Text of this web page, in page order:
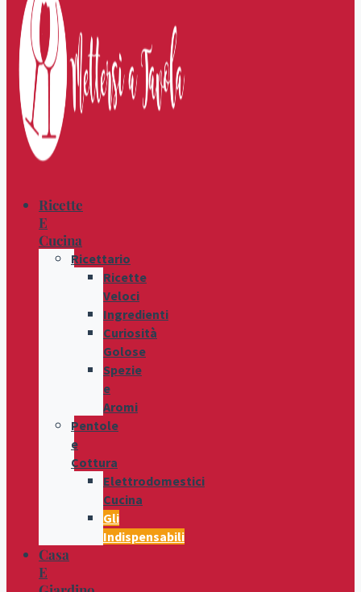
Ricette
E
Cucina
Ricettario
Ricette
Veloci
Ingredienti
Curiosità
Golose
Spezie
e
Aromi
Pentole
e
Cottura
Elettrodomestici
Cucina
Gli
Indispensabili
Casa
E